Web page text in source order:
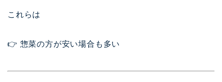
これらは
👉 惣菜の方が安い場合も多い